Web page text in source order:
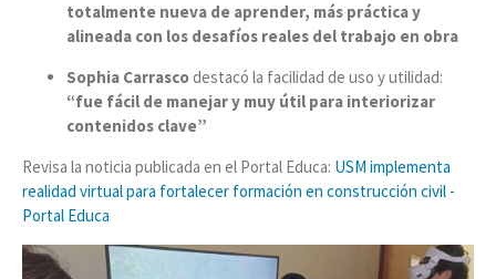
totalmente nueva de aprender, más práctica y
alineada con los desafíos reales del trabajo en obra
Sophia Carrascodestacó la facilidad de uso y utilidad:
“fue fácil de manejar y muy útil para interiorizar
contenidos clave”
Revisa la noticia publicada en el Portal Educa: USM implementa
realidad virtual para fortalecer formación en construcción civil -
Portal Educa